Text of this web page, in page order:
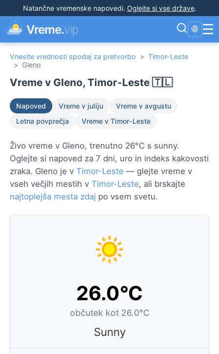
Natančne vremenske napovedi. Oglejte si vse države.
Vreme.vip 🌐 ☰
Vnesite vrednosti spodaj za pretvorbo > Timor-Leste
> Gleno
Vreme v Gleno, Timor-Leste 🇹🇱
Napoved Vreme v juliju
Vreme v avgustu
Letna povprečja
Vreme v Timor-Leste
Živo vreme v Gleno, trenutno 26°C s sunny.
Oglejte si napoved za 7 dni, uro in indeks kakovosti
zraka. Gleno je v Timor-Leste — glejte vreme v
vseh večjih mestih v Timor-Leste, ali brskajte
najtoplejša mesta zdaj po vsem svetu.
26.0°C
občutek kot 26.0°C
Sunny